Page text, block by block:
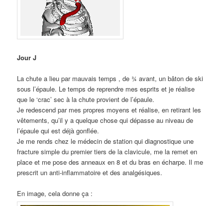
Jour J
La chute a lieu par mauvais temps , de ¾ avant, un bâton de ski
sous l’épaule. Le temps de reprendre mes esprits et je réalise
que le ‘crac’ sec à la chute provient de l’épaule.
Je redescend par mes propres moyens et réalise, en retirant les
vêtements, qu’il y a quelque chose qui dépasse au niveau de
l’épaule qui est déjà gonflée.
Je me rends chez le médecin de station qui diagnostique une
fracture simple du premier tiers de la clavicule, me la remet en
place et me pose des anneaux en 8 et du bras en écharpe. Il me
prescrit un anti-inflammatoire et des analgésiques.
En image, cela donne ça :